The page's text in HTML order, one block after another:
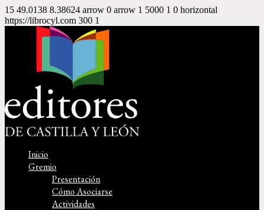
15 49.0138 8.38624 arrow 0 arrow 1 5000 1 0 horizontal
https://librocyl.com 300 1
Inicio
Gremio
Presentación
Cómo Asociarse
Actividades